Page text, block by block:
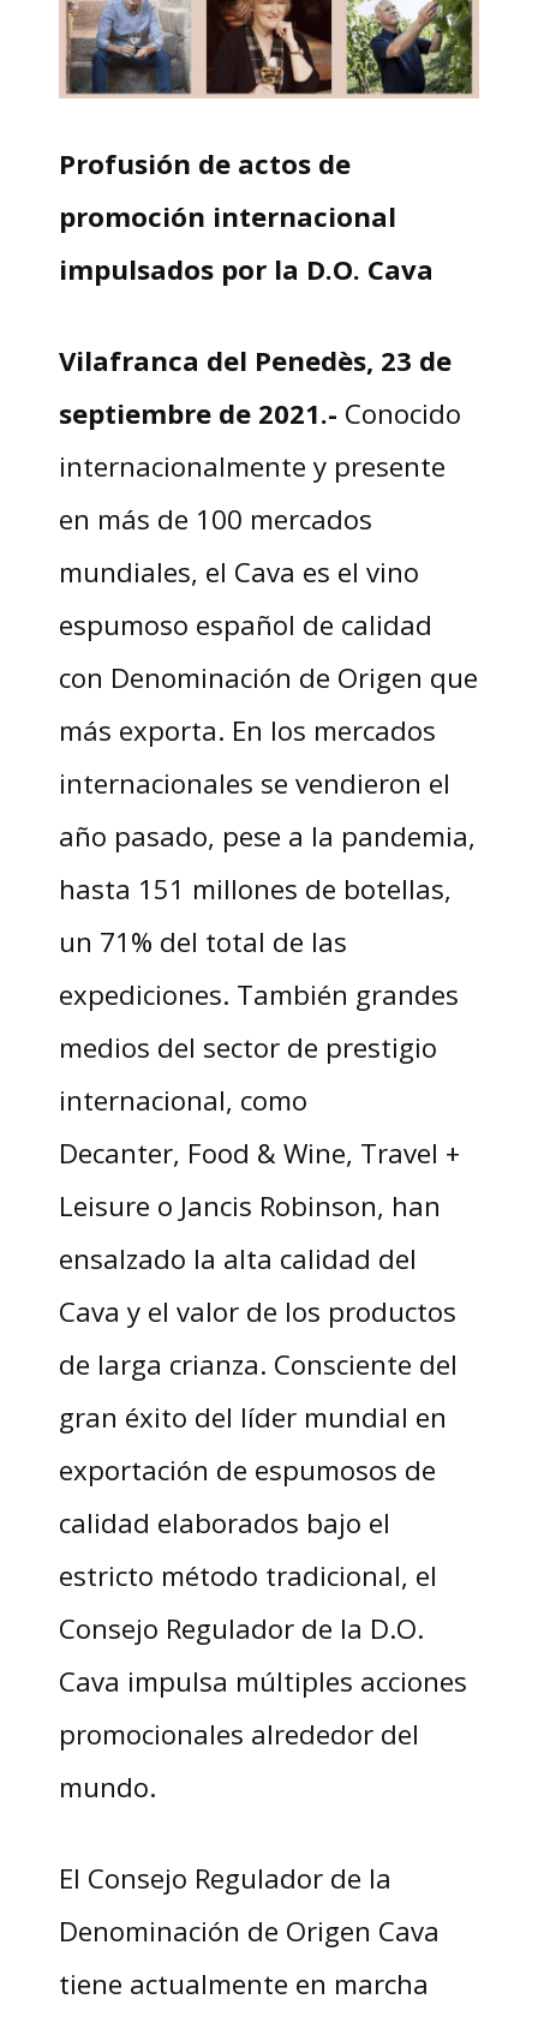
Profusión de actos de
promoción internacional
impulsados por la D.O. Cava
Vilafranca del Penedès, 23 de
septiembre de 2021.- Conocido
internacionalmente y presente
en más de 100 mercados
mundiales, el Cava es el vino
espumoso español de calidad
con Denominación de Origen que
más exporta. En los mercados
internacionales se vendieron el
año pasado, pese a la pandemia,
hasta 151 millones de botellas,
un 71% del total de las
expediciones. También grandes
medios del sector de prestigio
internacional, como
Decanter, Food & Wine, Travel +
Leisure o Jancis Robinson, han
ensalzado la alta calidad del
Cava y el valor de los productos
de larga crianza. Consciente del
gran éxito del líder mundial en
exportación de espumosos de
calidad elaborados bajo el
estricto método tradicional, el
Consejo Regulador de la D.O.
Cava impulsa múltiples acciones
promocionales alrededor del
mundo.
El Consejo Regulador de la
Denominación de Origen Cava
tiene actualmente en marcha